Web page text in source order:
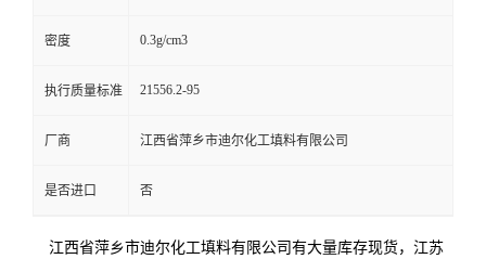
密度 0.3g/cm3
执行质量标准 21556.2-95
厂商 江西省萍乡市迪尔化工填料有限公司
是否进口 否
江西省萍乡市迪尔化工填料有限公司有大量库存现货，江苏